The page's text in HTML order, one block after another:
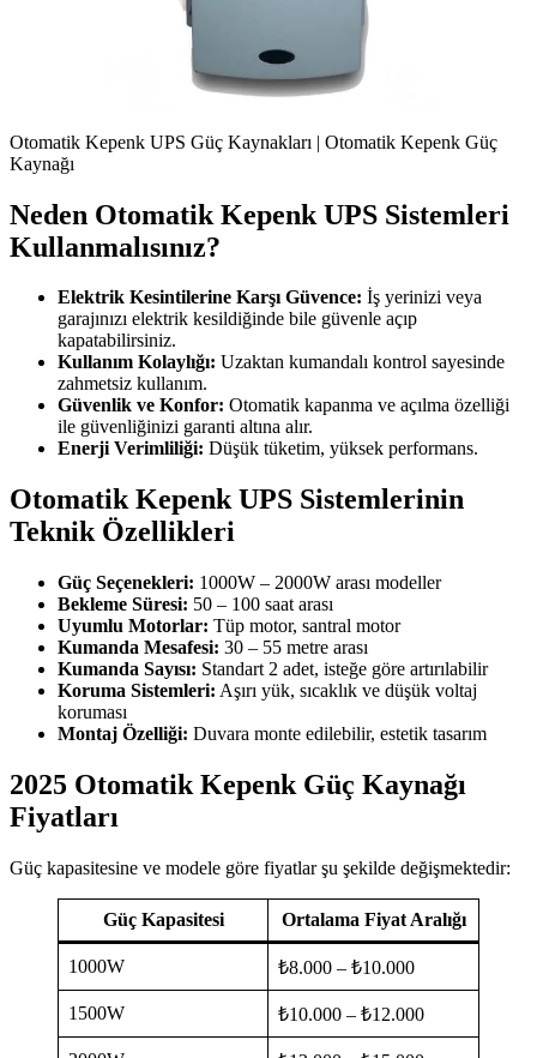
Otomatik Kepenk UPS Güç Kaynakları | Otomatik Kepenk Güç
Kaynağı
Neden Otomatik Kepenk UPS Sistemleri
Kullanmalısınız?
Elektrik Kesintilerine Karşı Güvence: İş yerinizi veya
garajınızı elektrik kesildiğinde bile güvenle açıp
kapatabilirsiniz.
Kullanım Kolaylığı: Uzaktan kumandalı kontrol sayesinde
zahmetsiz kullanım.
Güvenlik ve Konfor: Otomatik kapanma ve açılma özelliği
ile güvenliğinizi garanti altına alır.
Enerji Verimliliği: Düşük tüketim, yüksek performans.
Otomatik Kepenk UPS Sistemlerinin
Teknik Özellikleri
Güç Seçenekleri: 1000W – 2000W arası modeller
Bekleme Süresi: 50 – 100 saat arası
Uyumlu Motorlar: Tüp motor, santral motor
Kumanda Mesafesi: 30 – 55 metre arası
Kumanda Sayısı: Standart 2 adet, isteğe göre artırılabilir
Koruma Sistemleri: Aşırı yük, sıcaklık ve düşük voltaj
koruması
Montaj Özelliği: Duvara monte edilebilir, estetik tasarım
2025 Otomatik Kepenk Güç Kaynağı
Fiyatları
Güç kapasitesine ve modele göre fiyatlar şu şekilde değişmektedir:
Güç Kapasitesi Ortalama Fiyat Aralığı
1000W ₺8.000 – ₺10.000
1500W ₺10.000 – ₺12.000